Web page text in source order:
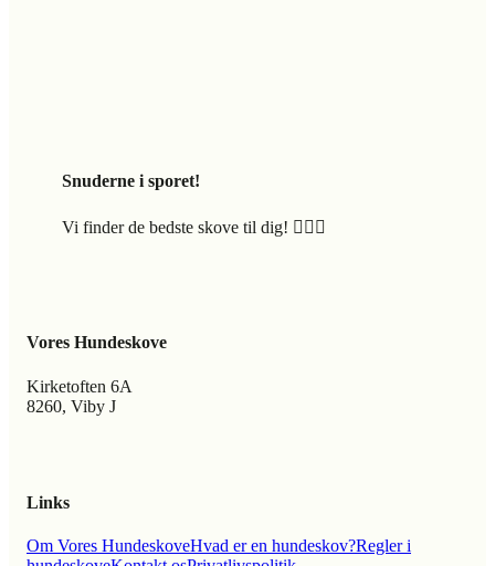
Snuderne i sporet!
Vi finder de bedste skove til dig! 🐕‍🦺🍃
Vores Hundeskove
Kirketoften 6A
8260, Viby J
Links
Om Vores HundeskoveHvad er en hundeskov?Regler i